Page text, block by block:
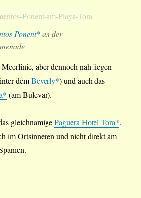
Ponent*an der
aber dennoch nah liegen
demBeverly*) und auch das
(am Bulevar).
gleichnamigePaguera Hotel Tora*.
im Ortsinneren und nicht direkt am